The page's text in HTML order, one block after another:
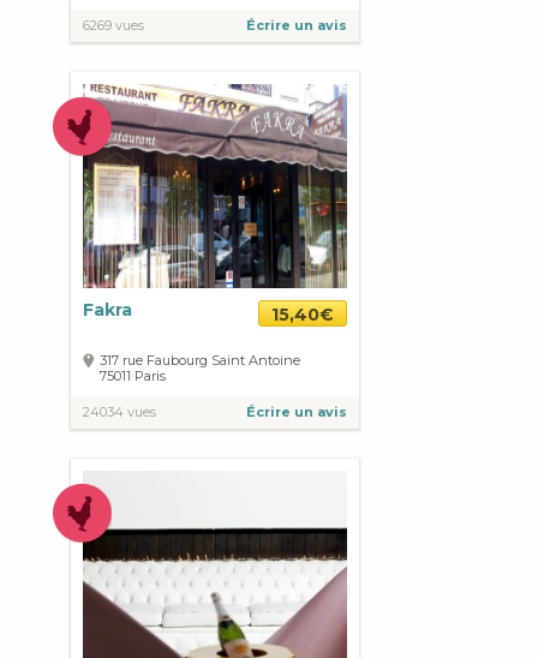
6269 vues Écrire un avis
Fakra 15,40€
317 rue Faubourg Saint Antoine
75011 Paris
24034 vues Écrire un avis